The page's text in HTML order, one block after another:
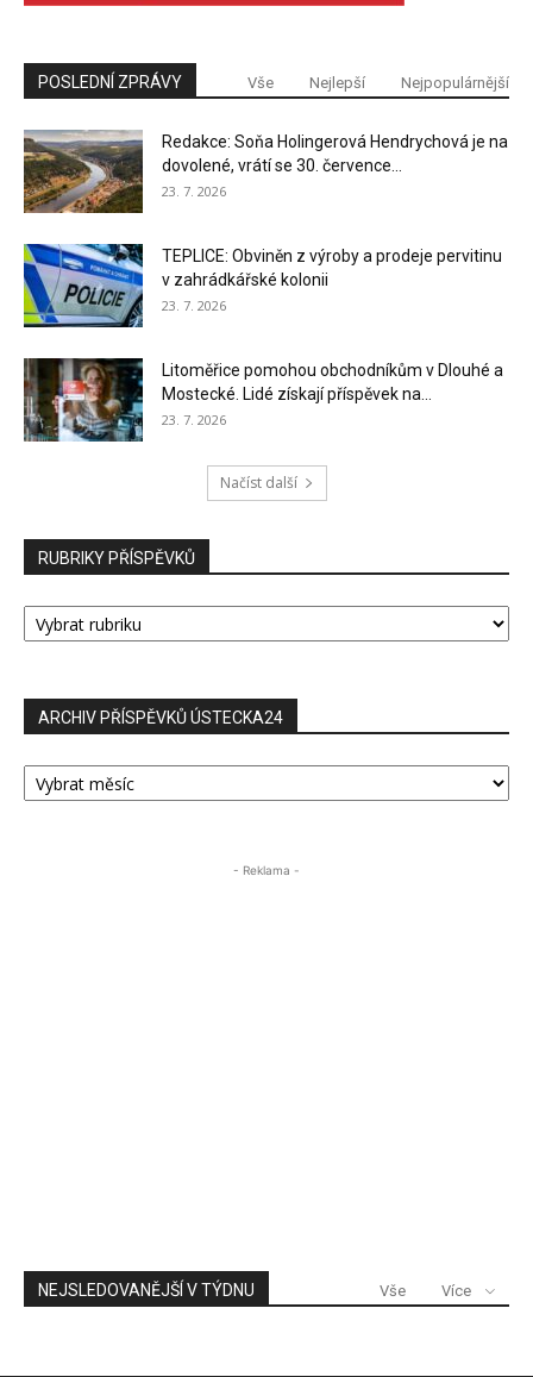
POSLEDNÍ ZPRÁVY Vše Nejlepší Nejpopulárnější
Redakce: Soňa Holingerová Hendrychová je na
dovolené, vrátí se 30. července...
23. 7. 2026
TEPLICE: Obviněn z výroby a prodeje pervitinu
v zahrádkářské kolonii
23. 7. 2026
Litoměřice pomohou obchodníkům v Dlouhé a
Mostecké. Lidé získají příspěvek na...
23. 7. 2026
Načíst další
RUBRIKY PŘÍSPĚVKŮ
RUBRIKY
PŘÍSPĚVKŮ
ARCHIV PŘÍSPĚVKŮ ÚSTECKA24
ARCHIV
PŘÍSPĚVKŮ
- Reklama -
NEJSLEDOVANĚJŠÍ V TÝDNU Vše Více